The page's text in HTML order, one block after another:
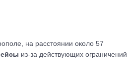
на расстоянии около 57
из-за действующих ограничений